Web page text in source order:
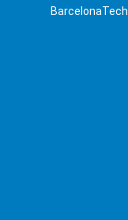
BarcelonaTech